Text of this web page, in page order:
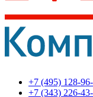
+7 (495) 128-
+7 (343) 226-